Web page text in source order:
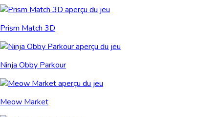
Prism Match 3D
Ninja Obby Parkour
Meow Market